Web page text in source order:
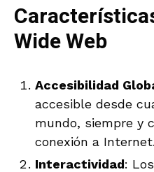
Wide Web
Accesibilidad
accesible desde
mundo, siempre y
conexión a Internet.
Interactividad: